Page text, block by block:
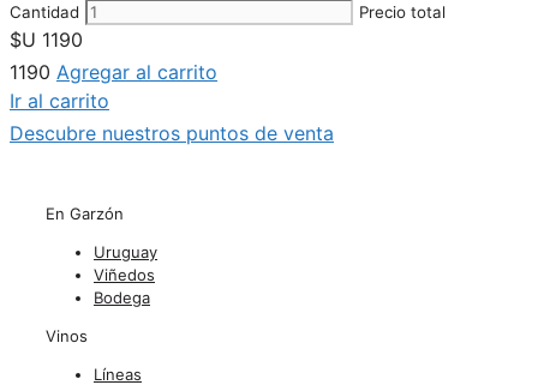
Cantidad
Precio total
$U 1190
1190 Agregar al carrito
Ir al carrito
Descubre nuestros puntos de venta
En Garzón
Uruguay
Viñedos
Bodega
Vinos
Líneas